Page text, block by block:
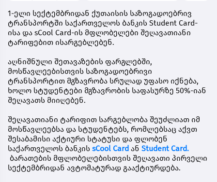
1-ელი სექტემბრიდან ქუთაისის საზოგადოებრივ
ტრანსპორტში საქართველოს ბანკის Student Card-
ისა და sCool Card-ის მფლობელები შეღავათიანი
ტარიფებით ისარგებლებენ.
აღნიშნული შეთავაზების ფარგლებში,
მოსწავლეებისთვის საზოგადოებრივი
ტრანსპორტით მგზავრობა სრულად უფასო იქნება,
ხოლო სტუდენტები მგზავრობის საფასურზე 50%-იან
შეღავათს მიიღებენ.
შეღავათიანი ტარიფით სარგებლობა შეუძლიათ იმ
მოსწავლეებსა და სტუდენტებს, რომლებსაც აქვთ
შესაბამისი აქტიური სტატუსი და ფლობენ
საქართველოს ბანკის sCool Card ან Student Card.
ბარათების მფლობელებისთვის შეღავათი პირველი
სექტემბრიდან ავტომატურად გააქტიურდება.